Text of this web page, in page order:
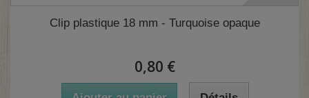
Clip plastique 18 mm - Turquoise opaque
0,80 €